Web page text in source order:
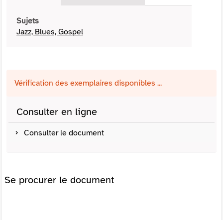
Sujets
Jazz, Blues, Gospel
Vérification des exemplaires disponibles ...
Consulter en ligne
Consulter le document
Se procurer le document